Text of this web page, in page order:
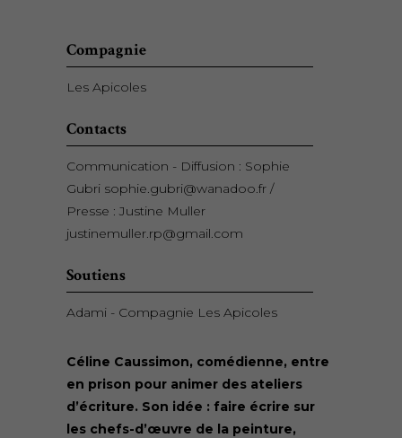
Compagnie
Les Apicoles
Contacts
Communication - Diffusion : Sophie
Gubri sophie.gubri@wanadoo.fr /
Presse : Justine Muller
justinemuller.rp@gmail.com
Soutiens
Adami - Compagnie Les Apicoles
Céline Caussimon, comédienne, entre
en prison pour animer des ateliers
d’écriture. Son idée : faire écrire sur
les chefs-d’œuvre de la peinture,